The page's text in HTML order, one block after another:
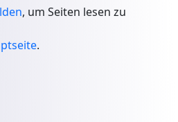
, um Seiten lesen zu
.